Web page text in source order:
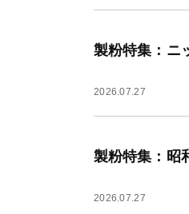
製粉特集：ニ
2026.07.27
製粉特集：昭
2026.07.27